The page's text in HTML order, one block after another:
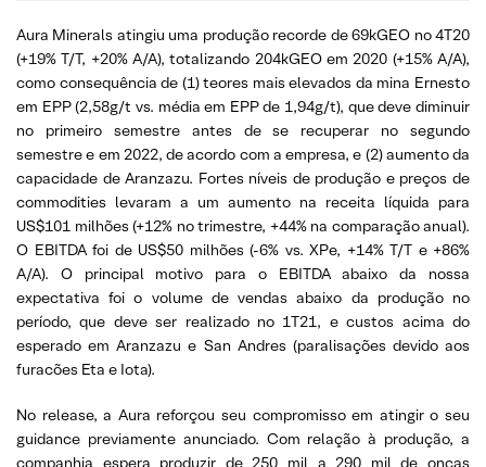
Aura Minerals atingiu uma produção recorde de 69kGEO no 4T20
(+19% T/T, +20% A/A), totalizando 204kGEO em 2020 (+15% A/A),
como consequência de (1) teores mais elevados da mina Ernesto
em EPP (2,58g/t vs. média em EPP de 1,94g/t), que deve diminuir
no primeiro semestre antes de se recuperar no segundo
semestre e em 2022, de acordo com a empresa, e (2) aumento da
capacidade de Aranzazu. Fortes níveis de produção e preços de
commodities levaram a um aumento na receita líquida para
US$101 milhões (+12% no trimestre, +44% na comparação anual).
O EBITDA foi de US$50 milhões (-6% vs. XPe, +14% T/T e +86%
A/A). O principal motivo para o EBITDA abaixo da nossa
expectativa foi o volume de vendas abaixo da produção no
período, que deve ser realizado no 1T21, e custos acima do
esperado em Aranzazu e San Andres (paralisações devido aos
furacões Eta e Iota).
No release, a Aura reforçou seu compromisso em atingir o seu
guidance previamente anunciado. Com relação à produção, a
companhia espera produzir de 250 mil a 290 mil de onças